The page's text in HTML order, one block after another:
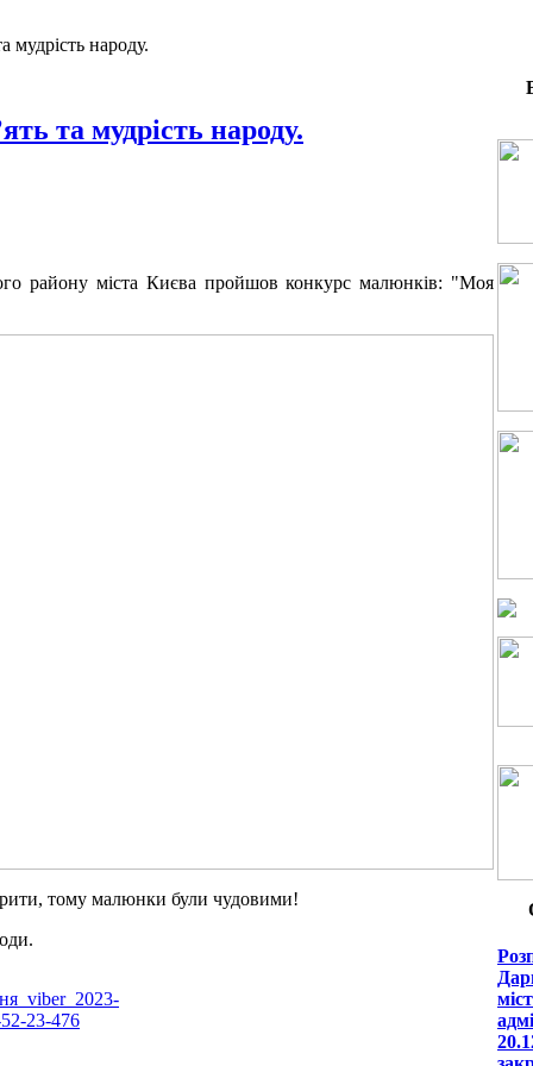
мудрість народу.
та мудрість народу.
району міста Києва пройшов конкурс малюнків: "Моя
тому малюнки були чудовими!